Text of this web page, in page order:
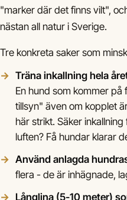
"marker där det finns vilt",
nästan all natur i Sverige.
Tre konkreta saker som
Träna inkallning hela
En hund som kommer
tillsyn" även om kopplet
här strikt. Säker
luften? Få hundar klarar
Använd anlagda
flera - de är inhägnade,
Långlina (5-10 meter)